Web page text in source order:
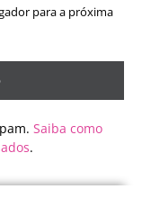
para a próxima
Saiba como
.